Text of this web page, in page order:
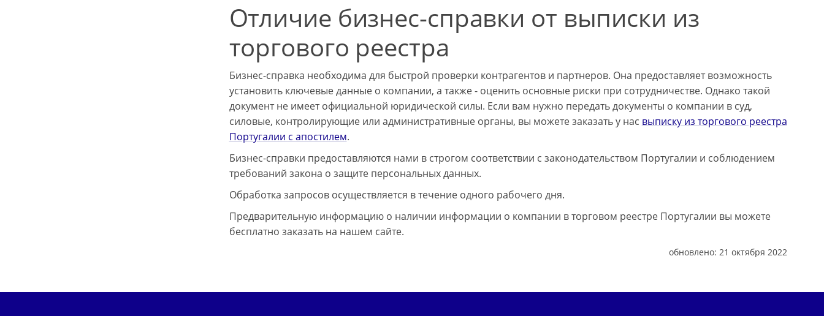
Отличие бизнес-справки от выписки из
торгового реестра
Бизнес-справка необходима для быстрой проверки контрагентов и партнеров. Она предоставляет возможность
установить ключевые данные о компании, а также - оценить основные риски при сотрудничестве. Однако такой
документ не имеет официальной юридической силы. Если вам нужно передать документы о компании в суд,
силовые, контролирующие или административные органы, вы можете заказать у нас выписку из торгового реестра
Португалии с апостилем.
Бизнес-справки предоставляются нами в строгом соответствии с законодательством Португалии и соблюдением
требований закона о защите персональных данных.
Обработка запросов осуществляется в течение одного рабочего дня.
Предварительную информацию о наличии информации о компании в торговом реестре Португалии вы можете
бесплатно заказать на нашем сайте.
обновлено: 21 октября 2022